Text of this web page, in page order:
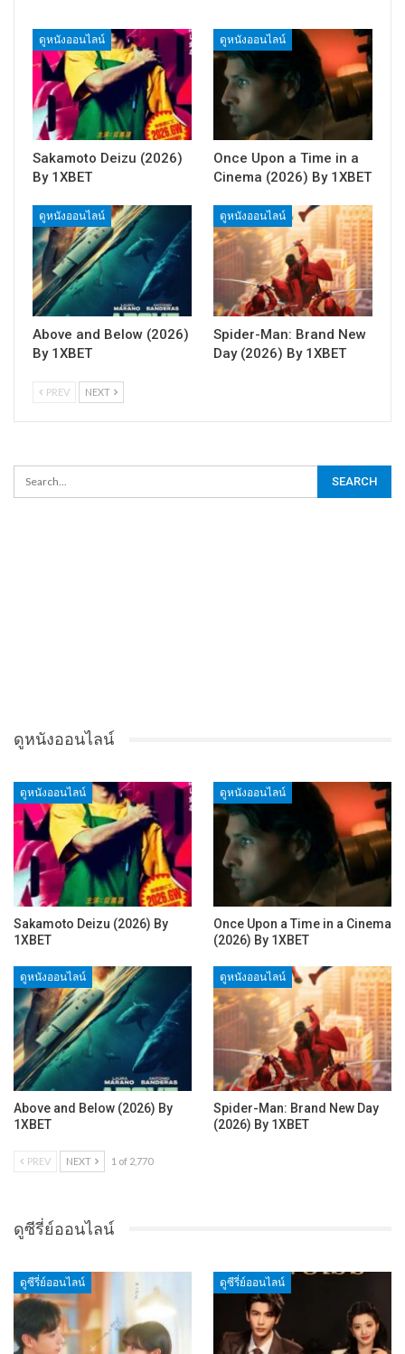
ดูหนังออนไลน์
Sakamoto Deizu (2026)
By 1XBET
ดูหนังออนไลน์
Once Upon a Time in a
Cinema (2026) By 1XBET
ดูหนังออนไลน์
Above and Below (2026)
By 1XBET
ดูหนังออนไลน์
Spider-Man: Brand New
Day (2026) By 1XBET
PREV NEXT
ดูหนังออนไลน์
ดูหนังออนไลน์
Sakamoto Deizu (2026) By
1XBET
ดูหนังออนไลน์
Once Upon a Time in a Cinema
(2026) By 1XBET
ดูหนังออนไลน์
Above and Below (2026) By
1XBET
ดูหนังออนไลน์
Spider-Man: Brand New Day
(2026) By 1XBET
PREV NEXT 1 of 2,770
ดูซีรี่ย์ออนไลน์
ดูซีรี่ย์ออนไลน์ ดูซีรี่ย์ออนไลน์